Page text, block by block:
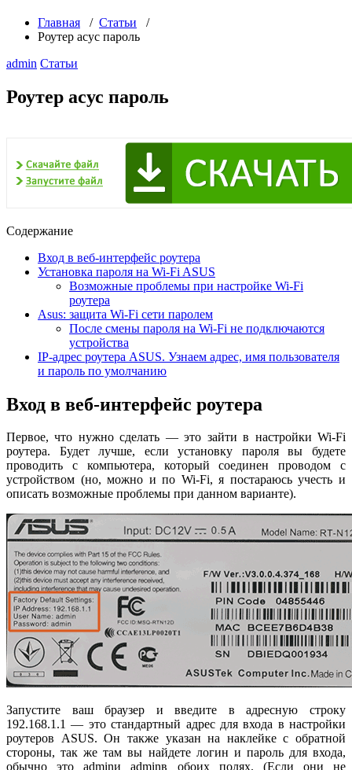
Главная / Статьи /
Роутер асус пароль
admin Статьи
Роутер асус пароль
Содержание
Вход в веб-интерфейс роутера
Установка пароля на Wi-Fi ASUS
Возможные проблемы при настройке Wi-Fi
роутера
Asus: защита Wi-Fi сети паролем
После смены пароля на Wi-Fi не подключаются
устройства
IP-адрес роутера ASUS. Узнаем адрес, имя пользователя
и пароль по умолчанию
Вход в веб-интерфейс роутера
Первое, что нужно сделать — это зайти в настройки Wi-Fi
роутера. Будет лучше, если установку пароля вы будете
проводить с компьютера, который соединен проводом с
устройством (но, можно и по Wi-Fi, я постараюсь учесть и
описать возможные проблемы при данном варианте).
Запустите ваш браузер и введите в адресную строку
192.168.1.1 — это стандартный адрес для входа в настройки
роутеров ASUS. Он также указан на наклейке с обратной
стороны, так же там вы найдете логин и пароль для входа,
обычно это adminи adminв обоих полях. (Если они не